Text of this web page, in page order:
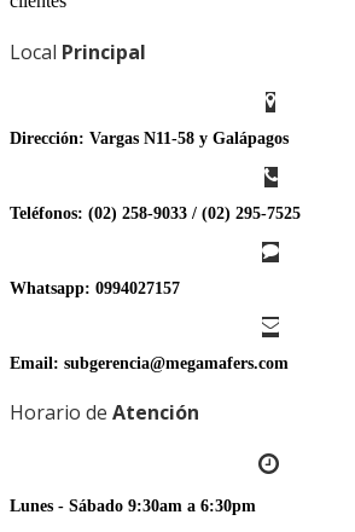
Local Principal
Dirección: Vargas N11-58 y Galápagos
Teléfonos: (02) 258-9033 / (02) 295-7525
Whatsapp: 0994027157
Email: subgerencia@megamafers.com
Horario de Atención
Lunes - Sábado 9:30am a 6:30pm